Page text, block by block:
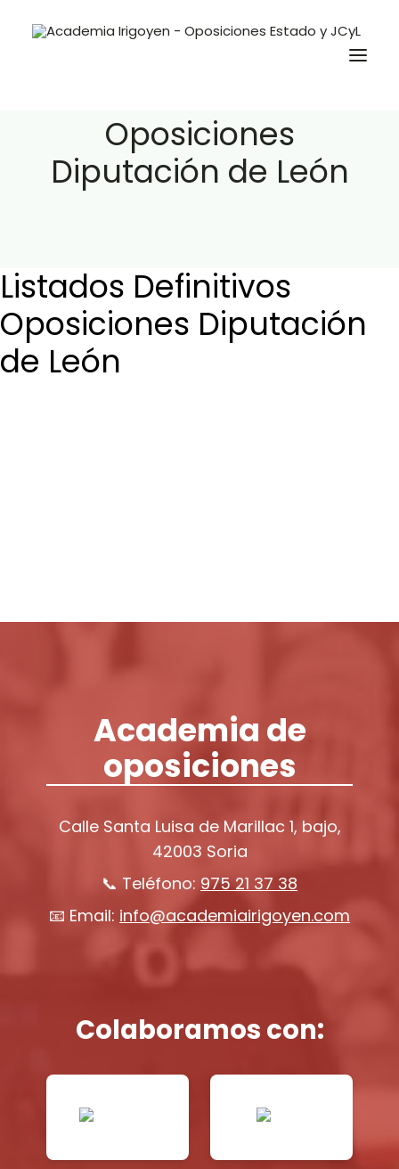
Oposiciones
Preguntas Frecuentes
BuscaOpos 🔎
Oposiciones
Diputación de León
Listados Definitivos
Oposiciones Diputación
de León
Academia de
oposiciones
Calle Santa Luisa de Marillac 1, bajo,
42003 Soria
📞 Teléfono: 975 21 37 38
📧 Email: info@academiairigoyen.com
Colaboramos con: